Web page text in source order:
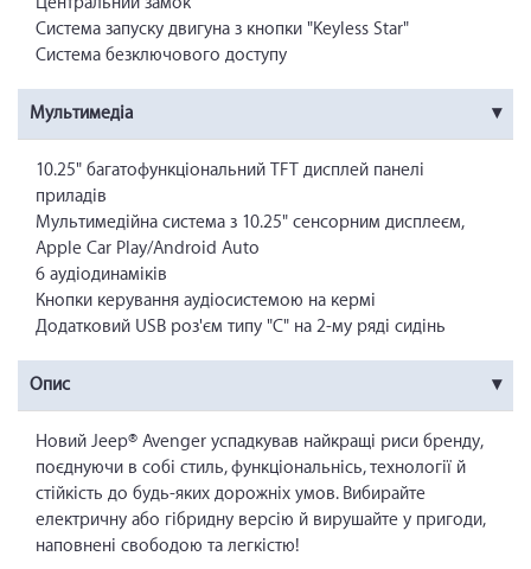
Система запуску двигуна з кнопки "Keyless Star"
Система безключового доступу
Мультимедіа
10.25" багатофункціональний TFT дисплей панелі
приладів
Мультимедійна система з 10.25" сенсорним дисплеєм,
Apple Car Play/Android Auto
6 аудіодинаміків
Кнопки керування аудіосистемою на кермі
Додатковий USB роз'єм типу "С" на 2-му ряді сидінь
Опис
Новий Jeep® Avenger успадкував найкращі риси бренду,
поєднуючи в собі стиль, функціональнісь, технології й
стійкість до будь-яких дорожніх умов. Вибирайте
електричну або гібридну версію й вирушайте у пригоди,
наповнені свободою та легкістю!